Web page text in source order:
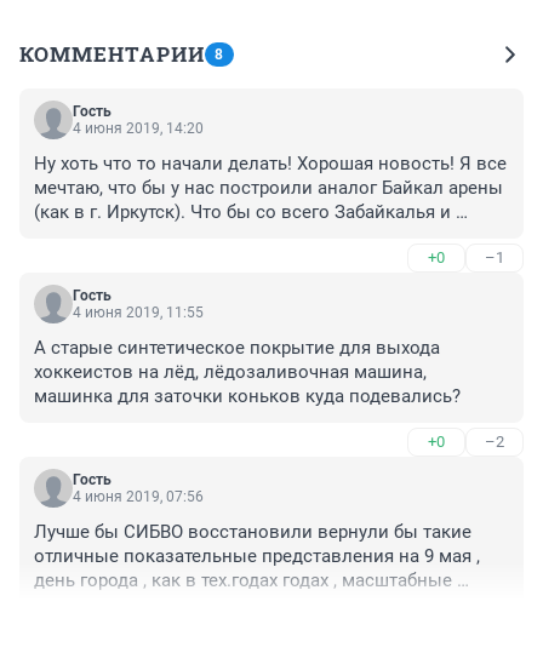
КОММЕНТАРИИ 8
Гость
4 июня 2019, 14:20
Ну хоть что то начали делать! Хорошая новость! Я все
мечтаю, что бы у нас построили аналог Байкал арены
(как в г. Иркутск). Что бы со всего Забайкалья и
спортсмены к нам приезжали. Такой комплекс нужен
нашему краю для развития спорта в разных видах: от
легкой атлетики до танцевального спорта. Нам нужен
возможность качественно тренироваться в хороших
достойных условиях. Территория позволяет.
+0 –1
Гость
4 июня 2019, 11:55
А старые синтетическое покрытие для выхода
хоккеистов на лёд, лёдозаливочная машина,
машинка для заточки коньков куда подевались?
+0 –2
Гость
4 июня 2019, 07:56
Лучше бы СИБВО восcтановили вернули бы такие
отличные показательные представления на 9 мая ,
день города , как в тех.годах годах , масштабные